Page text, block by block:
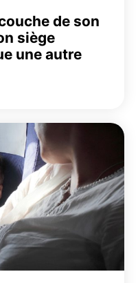
de son
siège
une autre